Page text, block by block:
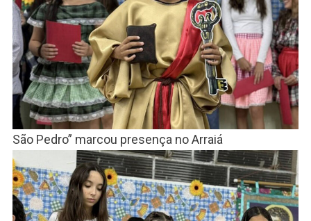
São Pedro” marcou presença no Arraiá